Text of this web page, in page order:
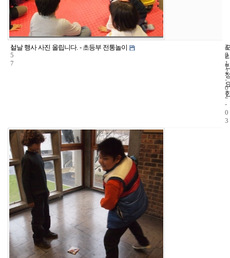
1
5
7
설날 행사 사진 올립니다. - 초등부 전통놀이
4
7
2
0
1
2
-
0
2
-
0
3